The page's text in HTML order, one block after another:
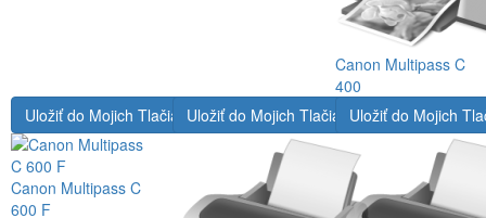
Canon Multipass C
400
Uložiť do Mojich Tlačiarní
Canon Multipass C
600 F
Uložiť do Mojich TlačiarníUložiť do Mojich